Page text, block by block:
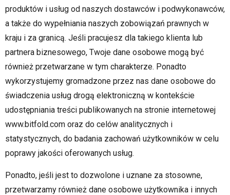
produktów i usług od naszych dostawców i podwykonawców,
a także do wypełniania naszych zobowiązań prawnych w
kraju i za granicą. Jeśli pracujesz dla takiego klienta lub
partnera biznesowego, Twoje dane osobowe mogą być
również przetwarzane w tym charakterze. Ponadto
wykorzystujemy gromadzone przez nas dane osobowe do
świadczenia usług drogą elektroniczną w kontekście
udostępniania treści publikowanych na stronie internetowej
www.bitfold.com oraz do celów analitycznych i
statystycznych, do badania zachowań użytkowników w celu
poprawy jakości oferowanych usług.
Ponadto, jeśli jest to dozwolone i uznane za stosowne,
przetwarzamy również dane osobowe użytkownika i innych